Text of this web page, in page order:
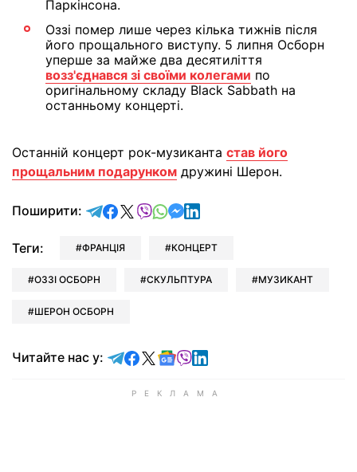
Паркінсона.
Оззі помер лише через кілька тижнів після
його прощального виступу. 5 липня Осборн
уперше за майже два десятиліття
возз'єднався зі своїми колегами по
оригінальному складу Black Sabbath на
останньому концерті.
Останній концерт рок-музиканта став його
прощальним подарунком дружині Шерон.
Поширити: відправити у Telegram
поділитись у Facebook
поділитись у X
відправити у Viber
відправити у Whatsapp
відправити у Messenger
відправити у LinkedIn
Теги: ФРАНЦІЯ КОНЦЕРТ
ОЗЗІ ОСБОРН СКУЛЬПТУРА МУЗИКАНТ
ШЕРОН ОСБОРН
Читайте нас у: Читайте у Telegram
Читайте у Facebook
Читайте у X
Читайте у Google news
Читайте у Viber
Читайте у LinkedIn